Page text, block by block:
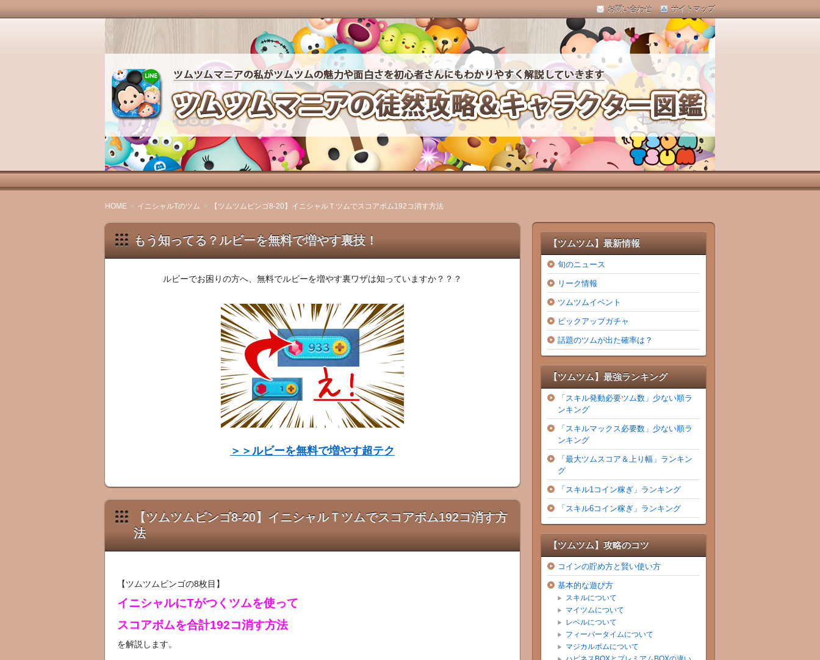
お問い合わせ サイトマップ
ツムツムマニアの徒然攻略＆キャラクター図鑑
ツムツムマニアの私が、ツムツムの魅力や面白さを初心者さんにもわかりやすく徹底攻略していき
ます。
HOME イニシャルTのツム 【ツムツムビンゴ8-20】イニシャルＴツムでスコアボム192コ消す方法
もう知ってる？ルビーを無料で増やす裏技！
ルビーでお困りの方へ、無料でルビーを増やす裏ワザは知っていますか？？？
＞＞ルビーを無料で増やす超テク
【ツムツムビンゴ8-20】イニシャルＴツムでスコアボム192コ消す方
法
【ツムツムビンゴの8枚目】
イニシャルにTがつくツムを使って
スコアボムを合計192コ消す方法
を解説します。
【ツムツム】最新情報
旬のニュース
リーク情報
ツムツムイベント
ピックアップガチャ
話題のツムが出た確率は？
【ツムツム】最強ランキング
「スキル発動必要ツム数」少ない順ラ
ンキング
「スキルマックス必要数」少ない順ラ
ンキング
「最大ツムスコア＆上り幅」ランキン
グ
「スキル1コイン稼ぎ」ランキング
「スキル6コイン稼ぎ」ランキング
【ツムツム】攻略のコツ
コインの貯め方と賢い使い方
基本的な遊び方
スキルについて
マイツムについて
レベルについて
フィーバータイムについて
マジカルボムについて